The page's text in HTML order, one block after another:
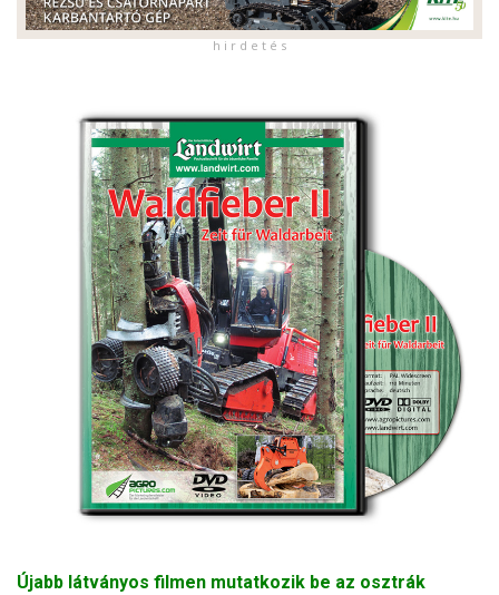
h i r d e t é s
Újabb látványos filmen mutatkozik be az osztrák